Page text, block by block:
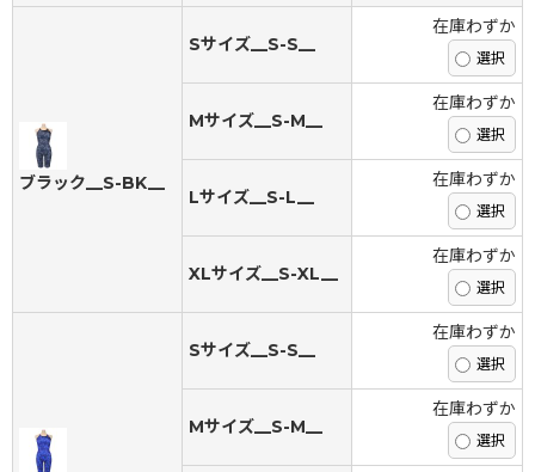
ブラック__S-BK__
Sサイズ__S-S__
在庫わずか
Mサイズ__S-M__
在庫わずか
Lサイズ__S-L__
在庫わずか
XLサイズ__S-XL__
在庫わずか
Sサイズ__S-S__
在庫わずか
Mサイズ__S-M__
在庫わずか